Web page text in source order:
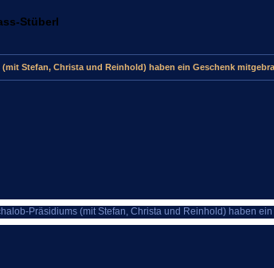
Stüberl
Stefan, Christa und Reinhold) haben ein Geschenk